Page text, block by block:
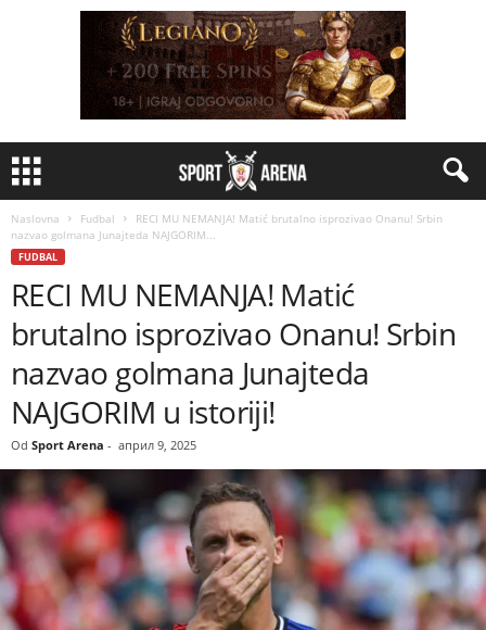
Naslovna Fudbal
RECI MU NEMANJA! Matić brutalno isprozivao Onanu! Srbin
nazvao golmana Junajteda NAJGORIM...
FUDBAL
RECI MU NEMANJA! Matić
brutalno isprozivao Onanu! Srbin
nazvao golmana Junajteda
NAJGORIM u istoriji!
Od Sport Arena - април 9, 2025